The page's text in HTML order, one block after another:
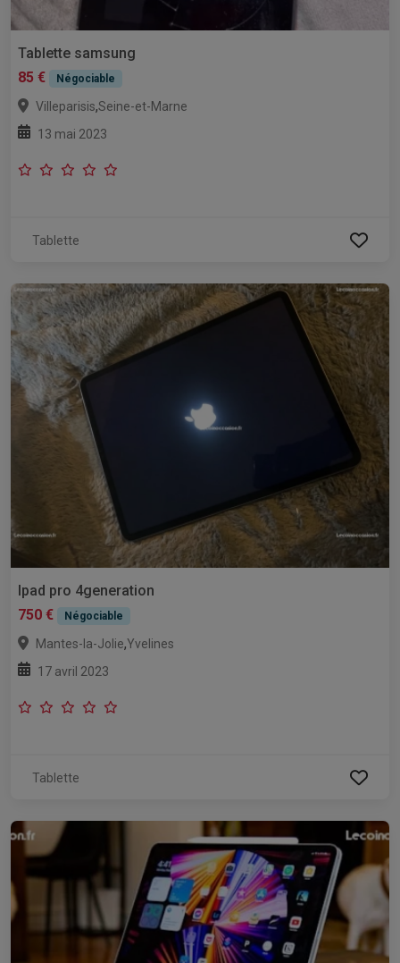
Tablette samsung
85 €
Négociable
Villeparisis,Seine-et-Marne
13 mai 2023
Tablette
Ipad pro 4generation
750 €
Négociable
Mantes-la-Jolie,Yvelines
17 avril 2023
Tablette